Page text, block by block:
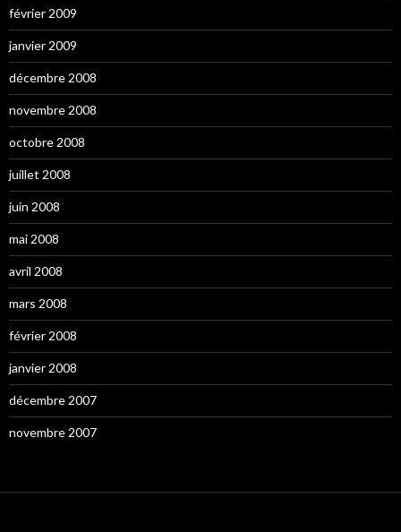
février 2009
janvier 2009
décembre 2008
novembre 2008
octobre 2008
juillet 2008
juin 2008
mai 2008
avril 2008
mars 2008
février 2008
janvier 2008
décembre 2007
novembre 2007